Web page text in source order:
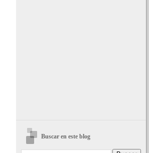
Buscar en este blog